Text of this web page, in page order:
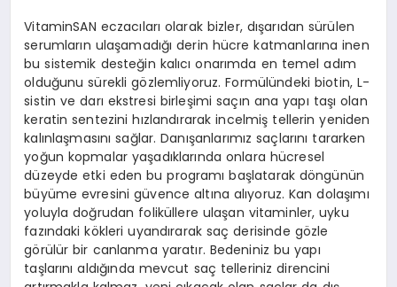
VitaminSAN eczacıları olarak bizler, dışarıdan sürülen
serumların ulaşamadığı derin hücre katmanlarına inen
bu sistemik desteğin kalıcı onarımda en temel adım
olduğunu sürekli gözlemliyoruz. Formülündeki biotin, L-
sistin ve darı ekstresi birleşimi saçın ana yapı taşı olan
keratin sentezini hızlandırarak incelmiş tellerin yeniden
kalınlaşmasını sağlar. Danışanlarımız saçlarını tararken
yoğun kopmalar yaşadıklarında onlara hücresel
düzeyde etki eden bu programı başlatarak döngünün
büyüme evresini güvence altına alıyoruz. Kan dolaşımı
yoluyla doğrudan foliküllere ulaşan vitaminler, uyku
fazındaki kökleri uyandırarak saç derisinde gözle
görülür bir canlanma yaratır. Bedeniniz bu yapı
taşlarını aldığında mevcut saç telleriniz direncini